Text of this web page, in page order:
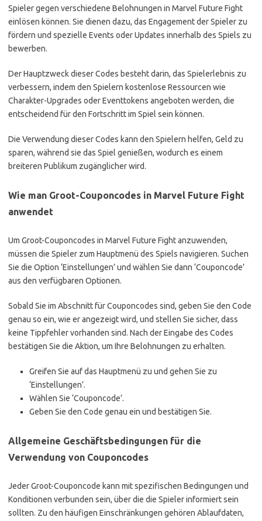
Spieler gegen verschiedene Belohnungen in Marvel Future Fight
einlösen können. Sie dienen dazu, das Engagement der Spieler zu
fördern und spezielle Events oder Updates innerhalb des Spiels zu
bewerben.
Der Hauptzweck dieser Codes besteht darin, das Spielerlebnis zu
verbessern, indem den Spielern kostenlose Ressourcen wie
Charakter-Upgrades oder Eventtokens angeboten werden, die
entscheidend für den Fortschritt im Spiel sein können.
Die Verwendung dieser Codes kann den Spielern helfen, Geld zu
sparen, während sie das Spiel genießen, wodurch es einem
breiteren Publikum zugänglicher wird.
Wie man Groot-Couponcodes in Marvel Future Fight
anwendet
Um Groot-Couponcodes in Marvel Future Fight anzuwenden,
müssen die Spieler zum Hauptmenü des Spiels navigieren. Suchen
Sie die Option ‘Einstellungen’ und wählen Sie dann ‘Couponcode’
aus den verfügbaren Optionen.
Sobald Sie im Abschnitt für Couponcodes sind, geben Sie den Code
genau so ein, wie er angezeigt wird, und stellen Sie sicher, dass
keine Tippfehler vorhanden sind. Nach der Eingabe des Codes
bestätigen Sie die Aktion, um Ihre Belohnungen zu erhalten.
Greifen Sie auf das Hauptmenü zu und gehen Sie zu
‘Einstellungen’.
Wählen Sie ‘Couponcode’.
Geben Sie den Code genau ein und bestätigen Sie.
Allgemeine Geschäftsbedingungen für die
Verwendung von Couponcodes
Jeder Groot-Couponcode kann mit spezifischen Bedingungen und
Konditionen verbunden sein, über die die Spieler informiert sein
sollten. Zu den häufigen Einschränkungen gehören Ablaufdaten,